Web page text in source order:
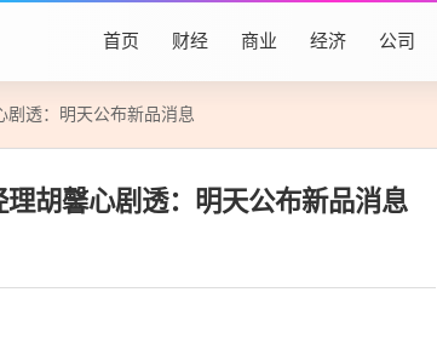
首页 财经 商业 经济 公司
剧透：明天公布新品消息
胡馨心剧透：明天公布新品消息